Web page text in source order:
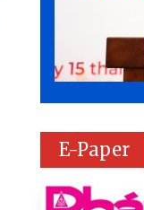
E-Paper